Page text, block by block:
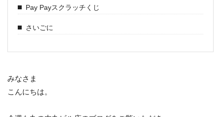
Pay Payスクラッチくじ
さいごに
みなさま
こんにちは。